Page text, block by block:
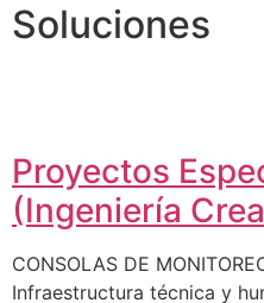
Soluciones
Proyectos
(Ingeniería
CONSOLAS DE
Infraestructura técnica y